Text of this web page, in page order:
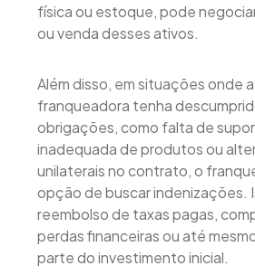
física ou estoque, pode
ou venda desses ativos.
Além disso, em situações onde
franqueadora tenha
obrigações, como falta de
inadequada de produtos ou
unilaterais no contrato, o
opção de buscar indenizações.
reembolso de taxas pagas,
perdas financeiras ou até
parte do investimento inicial.